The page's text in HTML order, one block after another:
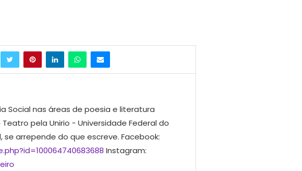
Social nas áreas de poesia e literatura
pela Unirio - Universidade Federal do
se arrepende do que escreve. Facebook:
Instagram: